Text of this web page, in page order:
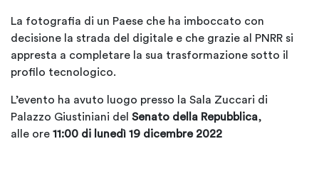
La fotografia di un Paese che ha imboccato con
decisione la strada del digitale e che grazie al PNRR si
appresta a completare la sua trasformazione sotto il
profilo tecnologico.
L’evento ha avuto luogo presso la Sala Zuccari di
Palazzo Giustiniani del Senato della Repubblica,
alle ore 11:00 di lunedì 19 dicembre 2022